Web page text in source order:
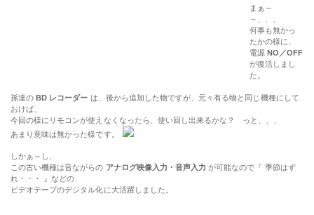
まぁ～
～、、、
何事も無かっ
たかの様に、
電源NO／OFF
が復活しまし
た。
孫達のBD レコーダー は、後から追加した物ですが、元々有る物と同じ機種にして
おけば、
今回の様にリモコンが使えなくなったら、使い回し出来るかな？ っと、、、
あまり意味は無かった様です。
しかぁ～し、
この古い機種は昔ながらの アナログ映像入力・音声入力 が可能なので『 季節はず
れ・・・ 』などの
ビデオテープのデジタル化に大活躍しました。